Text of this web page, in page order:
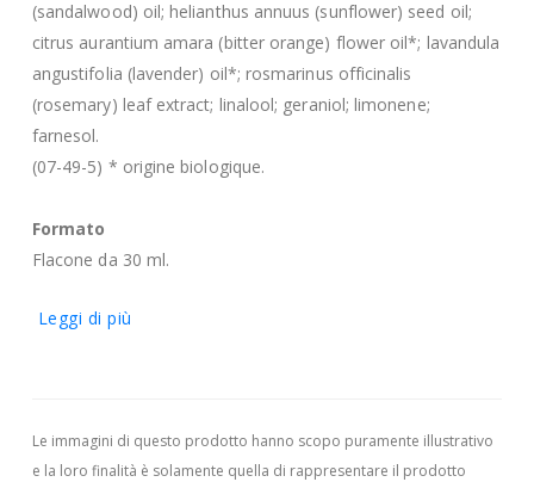
(sandalwood) oil; helianthus annuus (sunflower) seed oil;
citrus aurantium amara (bitter orange) flower oil*; lavandula
angustifolia (lavender) oil*; rosmarinus officinalis
(rosemary) leaf extract; linalool; geraniol; limonene;
farnesol.
(07-49-5) * origine biologique.
Formato
Flacone da 30 ml.
Leggi di più
Le immagini di questo prodotto hanno scopo puramente illustrativo
e la loro finalità è solamente quella di rappresentare il prodotto